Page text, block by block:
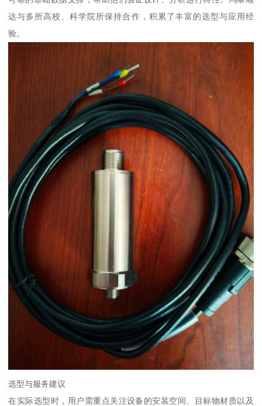
达与多所高校、科学院所保持合作，积累了丰富的选型与应用经
验。
选型与服务建议
在实际选型时，用户需重点关注设备的安装空间、目标物材质以及